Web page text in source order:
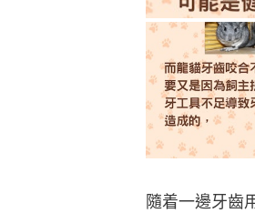
隨着一邊牙齒